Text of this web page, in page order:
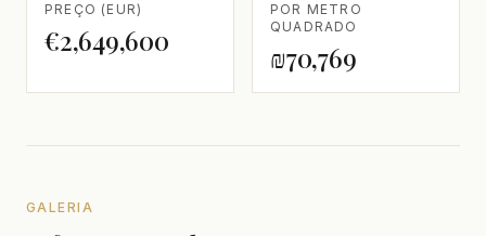
PREÇO (EUR)
€2,649,600
POR METRO
QUADRADO
₪70,769
GALERIA